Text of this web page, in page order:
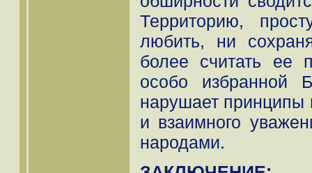
Территорию,
любить, ни
более считать ее
особо избранной
нарушает принципы
и взаимного
народами.